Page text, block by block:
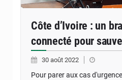
Côte d’Ivoire : un
connecté pour
30 août 2022
Pour parer aux cas